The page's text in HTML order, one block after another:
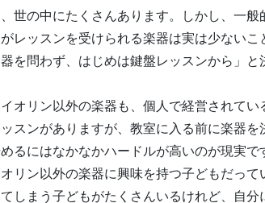
世の中にたくさんあります。しかし、一般
レッスンを受けられる楽器は実は少ないこ
を問わず、はじめは鍵盤レッスンから」と
オリン以外の楽器も、個人で経営されてい
スンがありますが、教室に入る前に楽器を
るにはなかなかハードルが高いのが現実で
リン以外の楽器に興味を持つ子どもだって
しまう子どもがたくさんいるけれど、自分